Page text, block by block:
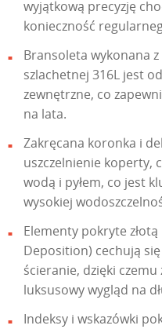
wyjątkową precyzję
konieczność
Bransoleta wykonana
szlachetnej 316L jest
zewnętrzne, co
na lata.
Zakręcana koronka i
uszczelnienie koperty,
wodą i pyłem, co jest
wysokiej
Elementy pokryte
Deposition) cechują
ścieranie, dzięki
luksusowy wygląd na
Indeksy i wskazówki